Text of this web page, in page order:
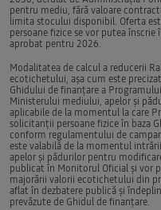
pentru mediu, fără valoare
limita stocului disponibil. Oferta
persoane fizice se vor putea
aprobat pentru 2026.
Modalitatea de calcul a reducerii
ecotichetului, așa cum este
Ghidului de finanțare a
Ministerului mediului, apelor și
aplicabile de la momentul la care
solicitanții persoane fizice în baza
conform regulamentului de
este valabilă de la momentul
apelor și pădurilor pentru
publicat în Monitorul Oficial și vor
majorării valorii ecotichetului din
aflat în dezbatere publică și
prevăzute de Ghidul de finanțare.